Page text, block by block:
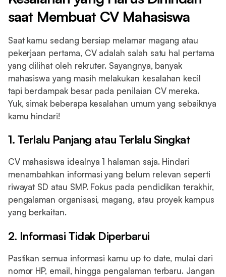
saat Membuat CV Mahasiswa
Saat kamu sedang bersiap melamar magang atau
pekerjaan pertama, CV adalah salah satu hal pertama
yang dilihat oleh rekruter. Sayangnya, banyak
mahasiswa yang masih melakukan kesalahan kecil
tapi berdampak besar pada penilaian CV mereka.
Yuk, simak beberapa kesalahan umum yang sebaiknya
kamu hindari!
1. Terlalu Panjang atau Terlalu Singkat
CV mahasiswa idealnya 1 halaman saja. Hindari
menambahkan informasi yang belum relevan seperti
riwayat SD atau SMP. Fokus pada pendidikan terakhir,
pengalaman organisasi, magang, atau proyek kampus
yang berkaitan.
2. Informasi Tidak Diperbarui
Pastikan semua informasi kamu up to date, mulai dari
nomor HP, email, hingga pengalaman terbaru. Jangan